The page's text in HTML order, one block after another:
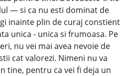
— si ca nu esti dominat de
inainte plin de curaj constient
unica - unica si frumoasa. Pe
nu vei mai avea nevoie de
cat valorezi. Nimeni nu va
tine, pentru ca vei fi deja un